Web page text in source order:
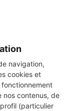
navigation,
cookies et
fonctionnement
nos contenus, de
(particulier
quel professionnel
réseau de 5 000